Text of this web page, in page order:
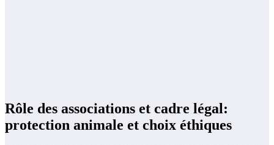
Rôle des associations et cadre légal:
protection animale et choix éthiques